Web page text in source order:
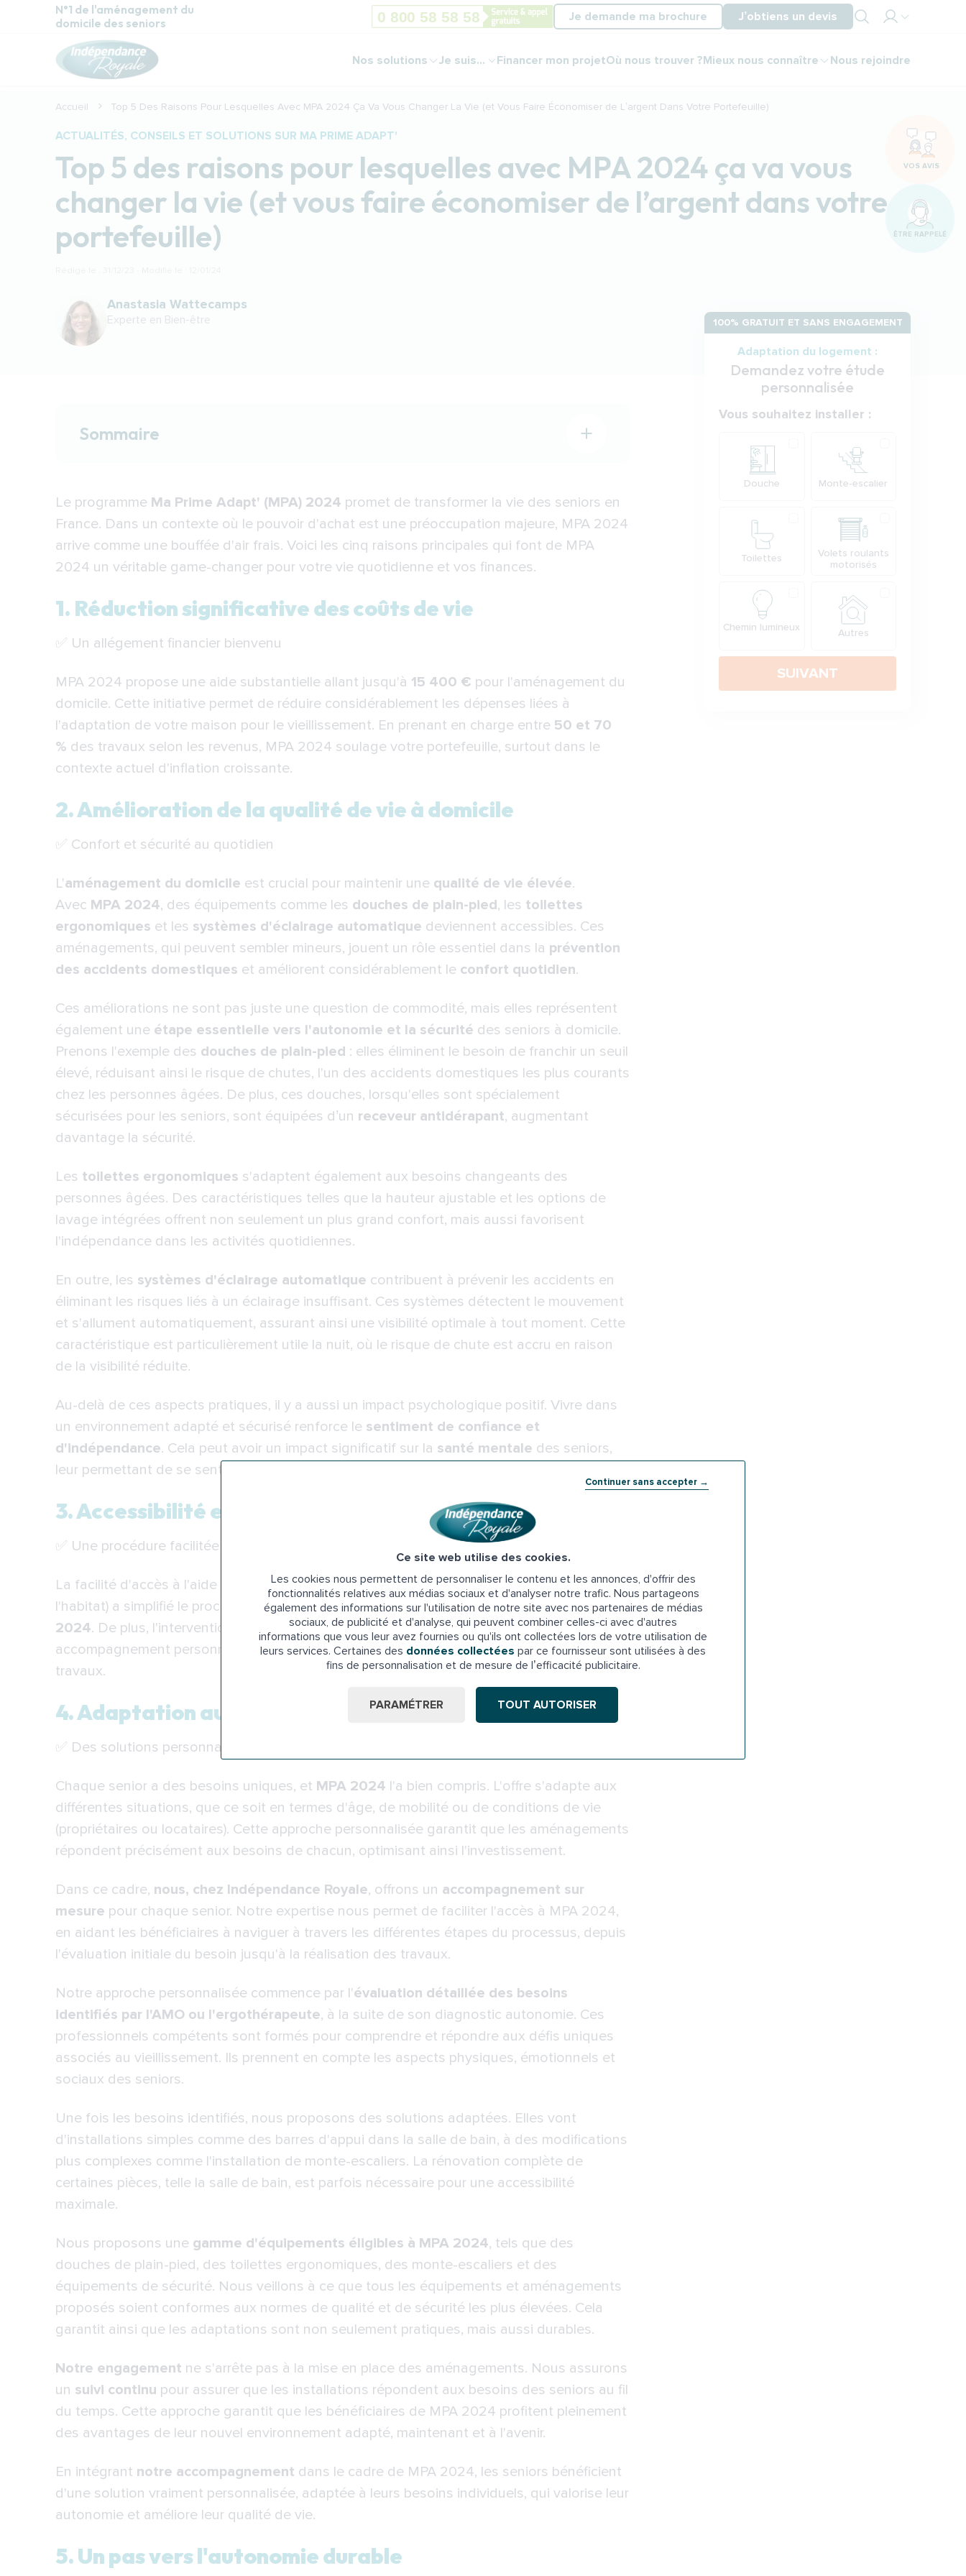
Continuer sans accepter →
Ce site web utilise des cookies.
Les cookies nous permettent de personnaliser le contenu et les annonces, d'offrir des
fonctionnalités relatives aux médias sociaux et d'analyser notre trafic. Nous partageons
également des informations sur l'utilisation de notre site avec nos partenaires de médias
sociaux, de publicité et d'analyse, qui peuvent combiner celles-ci avec d'autres
informations que vous leur avez fournies ou qu'ils ont collectées lors de votre utilisation de
leurs services. Certaines des données collectées par ce fournisseur sont utilisées à des
fins de personnalisation et de mesure de l’efficacité publicitaire.
PARAMÉTRER TOUT AUTORISER
Aller au contenu principal
N°1 de l'aménagement du
domicile des seniors
Je demande ma brochure
J’obtiens un devis
espace
Nos solutions Je suis... Financer mon projetOù nous trouver ?Mieux nous connaître Nous rejoindre
Accueil Top 5 Des Raisons Pour Lesquelles Avec MPA 2024 Ça Va Vous Changer La Vie (et Vous Faire Économiser de L’argent Dans Votre Portefeuille)
ACTUALITÉS, CONSEILS ET SOLUTIONS SUR MA PRIME ADAPT'
Top 5 des raisons pour lesquelles avec MPA 2024 ça va vous
changer la vie (et vous faire économiser de l’argent dans votre
portefeuille)
Anastasia Wattecamps
Experte en Bien-être 100% GRATUIT ET SANS ENGAGEMENT
Adaptation du logement :
Demandez votre étude
personnalisée
Votre demande
Vous souhaitez installer :
Produit
Douche
Toilettes
Chemin lumineux
Monte-escalier
Volets roulants
motorisés
Autres
SUIVANT
Sommaire
1. Réduction significative des coûts de vie
2. Amélioration de la qualité de vie à domicile
3. Accessibilité et simplicité
4. Adaptation aux besoins individuels
5. Un pas vers l'autonomie durable
Le programme Ma Prime Adapt' (MPA) 2024 promet de transformer la vie des seniors en
France. Dans un contexte où le pouvoir d'achat est une préoccupation majeure, MPA 2024
arrive comme une bouffée d'air frais. Voici les cinq raisons principales qui font de MPA
2024 un véritable game-changer pour votre vie quotidienne et vos finances.
1. Réduction significative des coûts de vie
✅ Un allégement financier bienvenu
MPA 2024 propose une aide substantielle allant jusqu'à 15 400 € pour l'aménagement du
domicile. Cette initiative permet de réduire considérablement les dépenses liées à
l'adaptation de votre maison pour le vieillissement. En prenant en charge entre 50 et 70
% des travaux selon les revenus, MPA 2024 soulage votre portefeuille, surtout dans le
contexte actuel d'inflation croissante.
2. Amélioration de la qualité de vie à domicile
✅ Confort et sécurité au quotidien
L'aménagement du domicile est crucial pour maintenir une qualité de vie élevée.
Avec MPA 2024, des équipements comme les douches de plain-pied, les toilettes
ergonomiques et les systèmes d'éclairage automatique deviennent accessibles. Ces
aménagements, qui peuvent sembler mineurs, jouent un rôle essentiel dans la prévention
des accidents domestiques et améliorent considérablement le confort quotidien.
Ces améliorations ne sont pas juste une question de commodité, mais elles représentent
également une étape essentielle vers l'autonomie et la sécurité des seniors à domicile.
Prenons l'exemple des douches de plain-pied : elles éliminent le besoin de franchir un seuil
élevé, réduisant ainsi le risque de chutes, l'un des accidents domestiques les plus courants
chez les personnes âgées. De plus, ces douches, lorsqu'elles sont spécialement
sécurisées pour les seniors, sont équipées d’un receveur antidérapant, augmentant
davantage la sécurité.
Les toilettes ergonomiques s'adaptent également aux besoins changeants des
personnes âgées. Des caractéristiques telles que la hauteur ajustable et les options de
lavage intégrées offrent non seulement un plus grand confort, mais aussi favorisent
l'indépendance dans les activités quotidiennes.
En outre, les systèmes d'éclairage automatique contribuent à prévenir les accidents en
éliminant les risques liés à un éclairage insuffisant. Ces systèmes détectent le mouvement
et s'allument automatiquement, assurant ainsi une visibilité optimale à tout moment. Cette
caractéristique est particulièrement utile la nuit, où le risque de chute est accru en raison
de la visibilité réduite.
Au-delà de ces aspects pratiques, il y a aussi un impact psychologique positif. Vivre dans
un environnement adapté et sécurisé renforce le sentiment de confiance et
d'indépendance. Cela peut avoir un impact significatif sur la santé mentale des seniors,
leur permettant de se sentir plus à l'aise et sereins dans leur propre maison.
3. Accessibilité et simplicité
✅ Une procédure facilitée pour tous
La facilité d'accès à l'aide est un atout majeur de MPA 2024. L'Anah (Agence nationale de
l'habitat) a simplifié le processus de demande, rendant l'aide accessible dès le1erjanvier
2024. De plus, l'intervention d'un assistant à maîtrise d’ouvrage (AMO) assure un
accompagnement personnalisé, depuis l'évaluation des besoins jusqu'à la réalisation des
travaux.
4. Adaptation aux besoins individuels
✅ Des solutions personnalisées
Chaque senior a des besoins uniques, et MPA 2024 l'a bien compris. L'offre s'adapte aux
différentes situations, que ce soit en termes d'âge, de mobilité ou de conditions de vie
(propriétaires ou locataires). Cette approche personnalisée garantit que les aménagements
répondent précisément aux besoins de chacun, optimisant ainsi l'investissement.
Dans ce cadre, nous, chez Indépendance Royale, offrons un accompagnement sur
mesure pour chaque senior. Notre expertise nous permet de faciliter l'accès à MPA 2024,
en aidant les bénéficiaires à naviguer à travers les différentes étapes du processus, depuis
l'évaluation initiale du besoin jusqu'à la réalisation des travaux.
Notre approche personnalisée commence par l'évaluation détaillée des besoins
identifiés par l'AMO ou l'ergothérapeute, à la suite de son diagnostic autonomie. Ces
professionnels compétents sont formés pour comprendre et répondre aux défis uniques
associés au vieillissement. Ils prennent en compte les aspects physiques, émotionnels et
sociaux des seniors.
Une fois les besoins identifiés, nous proposons des solutions adaptées. Elles vont
d'installations simples comme des barres d'appui dans la salle de bain, à des modifications
plus complexes comme l'installation de monte-escaliers. La rénovation complète de
certaines pièces, telle la salle de bain, est parfois nécessaire pour une accessibilité
maximale.
Nous proposons une gamme d'équipements éligibles à MPA 2024, tels que des
douches de plain-pied, des toilettes ergonomiques, des monte-escaliers et des
équipements de sécurité. Nous veillons à ce que tous les équipements et aménagements
proposés soient conformes aux normes de qualité et de sécurité les plus élevées. Cela
garantit ainsi que les adaptations sont non seulement pratiques, mais aussi durables.
Notre engagement ne s'arrête pas à la mise en place des aménagements. Nous assurons
un suivi continu pour assurer que les installations répondent aux besoins des seniors au fil
du temps. Cette approche garantit que les bénéficiaires de MPA 2024 profitent pleinement
des avantages de leur nouvel environnement adapté, maintenant et à l'avenir.
En intégrant notre accompagnement dans le cadre de MPA 2024, les seniors bénéficient
d'une solution vraiment personnalisée, adaptée à leurs besoins individuels, qui valorise leur
autonomie et améliore leur qualité de vie.
5. Un pas vers l'autonomie durable
VOS AVIS
ÊTRE RAPPELÉ